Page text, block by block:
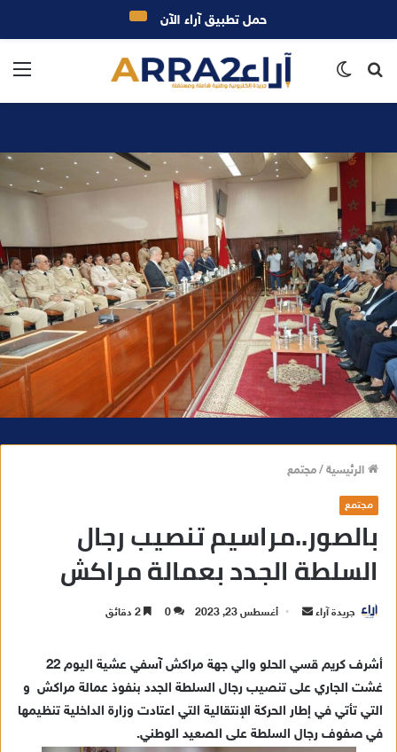
بحث
الرئيسية/مجتمع
مجتمع
بالصور..مراسيم تنصيب رجال
السلطة الجدد بعمالة مراكش
جريدة آراء
ل
ي
أغسطس 23, 2023 0
أشرف كريم قسي الحلو والي جهة مراكش آسفي عشية اليوم 22
غشت الجاري على تنصيب رجال السلطة الجدد بنفوذ عمالة مراكش و
التي تأتي في إطار الحركة الإنتقالية التي اعتادت وزارة الداخلية تنظيمها
في صفوف رجال السلطة على الصعيد الوطني.
حمل تطبيق آراء الآن